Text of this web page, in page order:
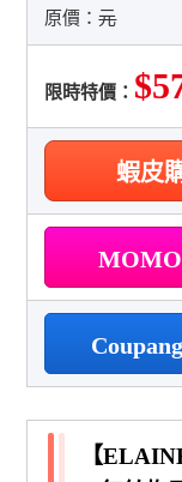
原價：元
限時特價：
蝦皮
【